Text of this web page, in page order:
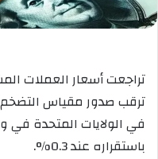
تراجعت أسعار العملات
ترقب صدور مقياس التضخم
في الولايات المتحدة
باستقراره عند 0.3%.